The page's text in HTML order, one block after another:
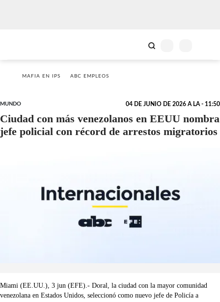
MAFIA EN IPS ABC EMPLEOS
MUNDO 04 DE JUNIO DE 2026 A LA - 11:50
Ciudad con más venezolanos en EEUU nombra
jefe policial con récord de arrestos migratorios
Miami (EE.UU.), 3 jun (EFE).- Doral, la ciudad con la mayor comunidad
venezolana en Estados Unidos, seleccionó como nuevo jefe de Policía a